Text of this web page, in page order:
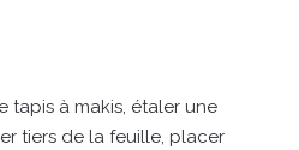
tapis à makis, étaler une
tiers de la feuille, placer